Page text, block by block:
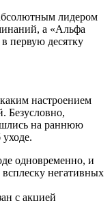
лидером
а «Альфа
первую десятку
настроением
Безусловно,
на раннюю
одновременно, и
негативных
с акцией